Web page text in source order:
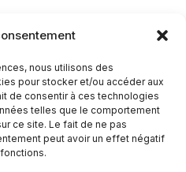
nous utilisons des
pour stocker et/ou accéder aux
de consentir à ces technologies
telles que le comportement
ce site. Le fait de ne pas
peut avoir un effet négatif
du site